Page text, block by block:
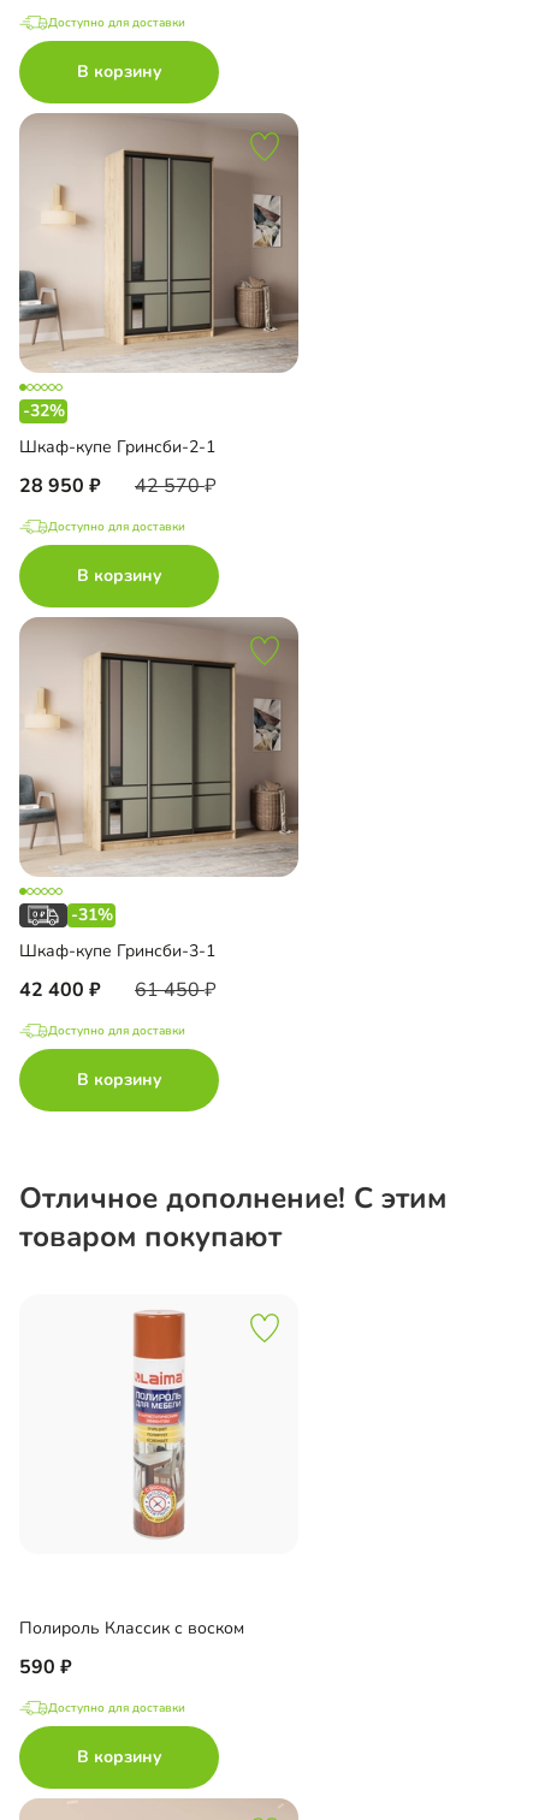
Доступно для доставки
В корзину
-32%
Шкаф-купе Гринсби-2-1
28 950 42 570
Доступно для доставки
В корзину
-31%
Шкаф-купе Гринсби-3-1
42 400 61 450
Доступно для доставки
В корзину
Отличное дополнение! С этим
товаром покупают
Полироль Классик с воском
590
Доступно для доставки
В корзину